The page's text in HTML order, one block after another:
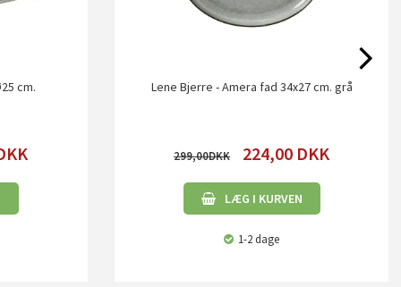
cm. Lene Bjerre - Amera fad 34x27 cm. grå
299,00 224,00 DKK
LÆG I KURVEN
1-2 dage